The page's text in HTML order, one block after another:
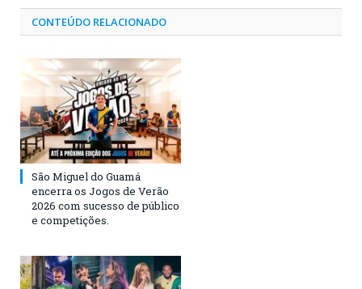
CONTEÚDO RELACIONADO
São Miguel do Guamá
encerra os Jogos de Verão
2026 com sucesso de público
e competições.